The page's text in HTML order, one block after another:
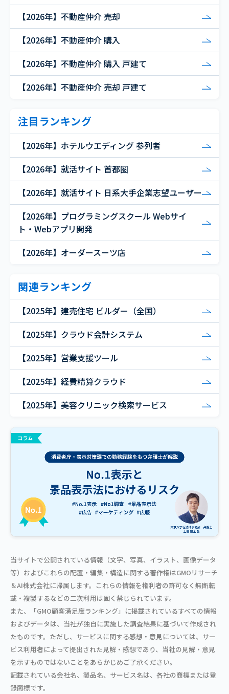
【2026年】不動産仲介 売却
【2026年】不動産仲介 購入
【2026年】不動産仲介 購入 戸建て
【2026年】不動産仲介 売却 戸建て
注目ランキング
【2026年】ホテルウエディング 参列者
【2026年】就活サイト 首都圏
【2026年】就活サイト 日系大手企業志望ユーザー
【2026年】プログラミングスクール Webサイ
ト・Webアプリ開発
【2026年】オーダースーツ店
関連ランキング
【2025年】建売住宅 ビルダー（全国）
【2025年】クラウド会計システム
【2025年】営業支援ツール
【2025年】経費精算クラウド
【2025年】美容クリニック検索サービス
当サイトで公開されている情報（文字、写真、イラスト、画像データ
等）およびこれらの配置・編集・構造に関する著作権はGMOリサーチ
＆AI株式会社に帰属します。これらの情報を権利者の許可なく無断転
載・複製するなどの二次利用は固く禁じられています。
また、「GMO顧客満足度ランキング」に掲載されているすべての情報
およびデータは、当社が独自に実施した調査結果に基づいて作成され
たものです。ただし、サービスに関する感想・意見については、サー
ビス利用者によって提出された見解・感想であり、当社の見解・意見
を示すものではないことをあらかじめご了承ください。
記載されている会社名、製品名、サービス名は、各社の商標または登
録商標です。